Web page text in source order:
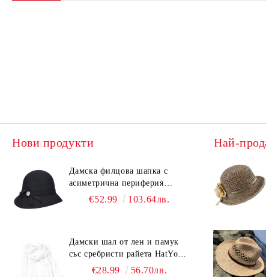
Нови продукти
Дамска филцова шапка с
асиметрична периферия
HatYou CF0376 | Черен
€52.99 103.64лв.
Дамски шал от лен и памук
със сребристи райета HatYou |
90x180 см | Бял
€28.99 56.70лв.
Най-